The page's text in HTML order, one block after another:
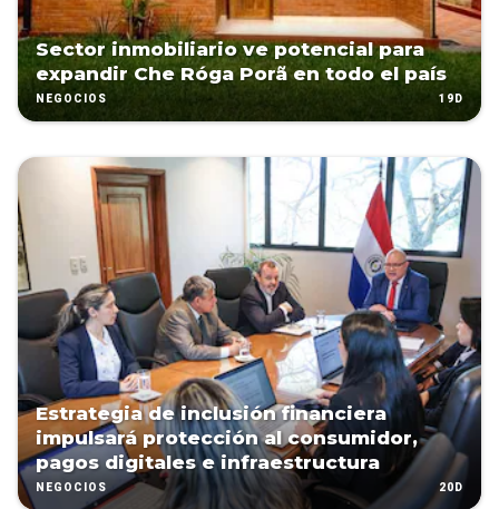
Sector inmobiliario ve potencial para
expandir Che Róga Porã en todo el país
NEGOCIOS 19D
Estrategia de inclusión financiera
impulsará protección al consumidor,
pagos digitales e infraestructura
NEGOCIOS 20D